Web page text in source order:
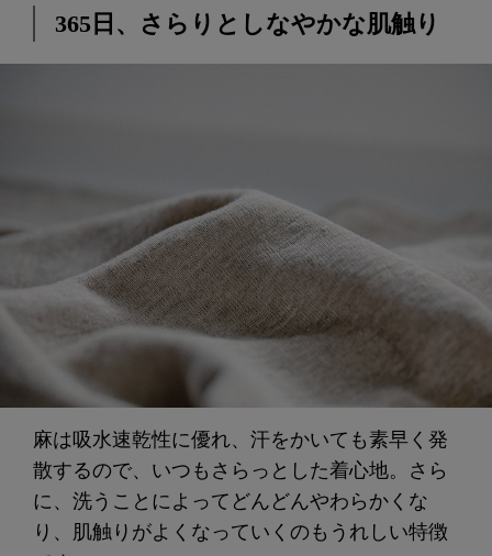
365日、さらりとしなやかな肌触り
麻は吸水速乾性に優れ、汗をかいても素早く発
散するので、いつもさらっとした着心地。さら
に、洗うことによってどんどんやわらかくな
り、肌触りがよくなっていくのもうれしい特徴